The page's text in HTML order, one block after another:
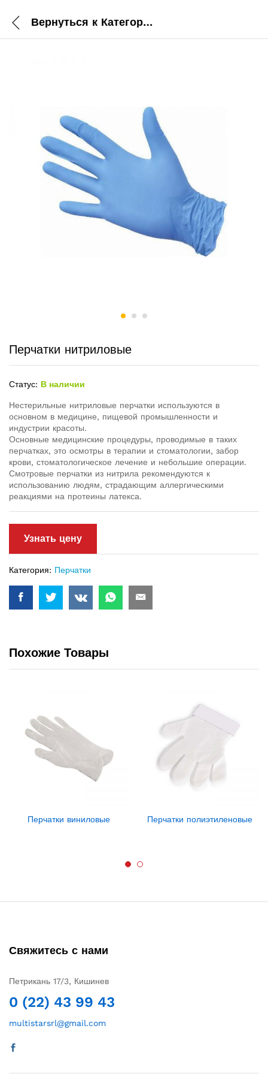
Вернуться к Категории
Перчатки нитриловые
Статус: В наличии
Нестерильные нитриловые перчатки используются в
основном в медицине, пищевой промышленности и
индустрии красоты.
Основные медицинские процедуры, проводимые в таких
перчатках, это осмотры в терапии и стоматологии, забор
крови, стоматологическое лечение и небольшие операции.
Смотровые перчатки из нитрила рекомендуются к
использованию людям, страдающим аллергическими
реакциями на протеины латекса.
Узнать цену
Категория: Перчатки
Похожие Товары
Перчатки виниловые Перчатки полиэтиленовые
Свяжитесь с нами
Петрикань 17/3, Кишинев
0 (22) 43 99 43
multistarsrl@gmail.com